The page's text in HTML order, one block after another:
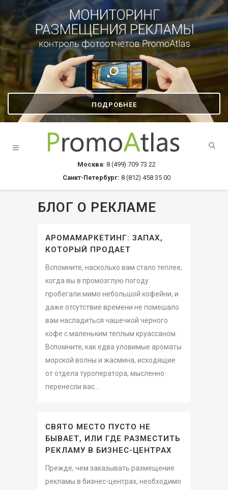
ПОДРОБНЕЕ
Москва: 8 (499) 709 73 22
Санкт-Петербург: 8 (812) 458 35 00
БЛОГ О РЕКЛАМЕ
АРОМАМАРКЕТИНГ: ЗАПАХ,
КОТОРЫЙ ПРОДАЕТ
Вспомните, насколько вам стало теплее,
когда вы в промозглую погоду
пробегали мимо небольшой кофейни, и
даже отсутствие времени не помешало
вам насладиться чашечкой черного
кофе с маленьким теплым круассаном.
Вспомните, как едва уловимые ароматы
морской волны и жасмина, исходящие
от отдела туроператора, мысленно
перенесли вас...
СВЯТО МЕСТО ПУСТО НЕ
БЫВАЕТ, ИЛИ ГДЕ РАЗМЕСТИТЬ
РЕКЛАМУ В БИЗНЕС-ЦЕНТРАХ
Прежде, чем заказывать размещение
рекламы в бизнес-центрах, необходимо